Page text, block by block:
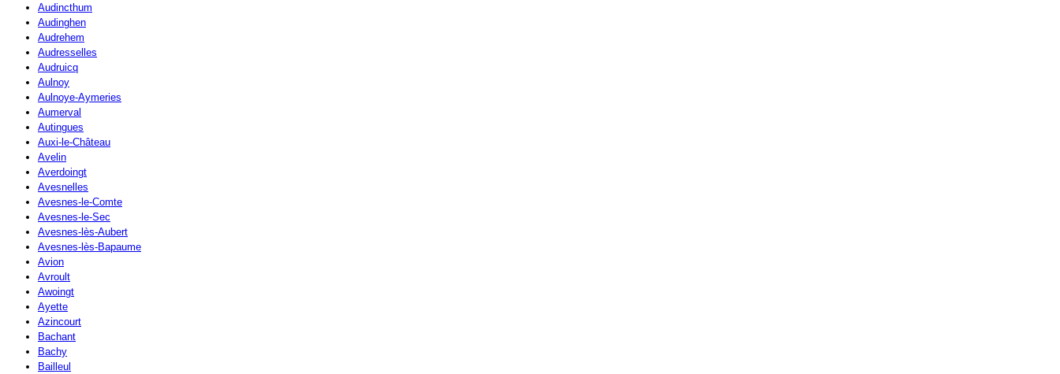
Audincthum
Audinghen
Audrehem
Audresselles
Audruicq
Aulnoy
Aulnoye-Aymeries
Aumerval
Autingues
Auxi-le-Château
Avelin
Averdoingt
Avesnelles
Avesnes-le-Comte
Avesnes-le-Sec
Avesnes-lès-Aubert
Avesnes-lès-Bapaume
Avion
Avroult
Awoingt
Ayette
Azincourt
Bachant
Bachy
Bailleul